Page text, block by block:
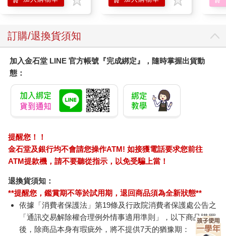
訂購/退換貨須知
加入金石堂 LINE 官方帳號『完成綁定』，隨時掌握出貨動
態：
提醒您！！
金石堂及銀行均不會請您操作ATM! 如接獲電話要求您前往
ATM提款機，請不要聽從指示，以免受騙上當！
退換貨須知：
**提醒您，鑑賞期不等於試用期，退回商品須為全新狀態**
依據「消費者保護法」第19條及行政院消費者保護處公告之
「通訊交易解除權合理例外情事適用準則」，以下商品購買
後，除商品本身有瑕疵外，將不提供7天的猶豫期：